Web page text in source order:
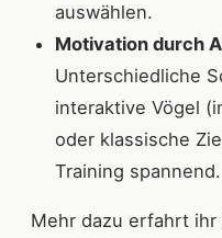
auswählen.
Motivation durch
Unterschiedliche
interaktive Vögel
oder klassische
Training spannend.
Mehr dazu erfahrt